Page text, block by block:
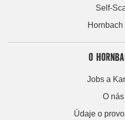
Self-
Hornbach
O
Jobs a
O nás
Údaje o